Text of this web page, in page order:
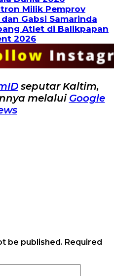
Milik Pemprov
Gabsi Samarinda
Atlet di Balikpapan
2026
seputar Kaltim,
melalui Google
be published. Required